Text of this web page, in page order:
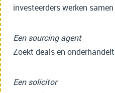
investeerders werken
Een sourcing agent
Zoekt deals en
Een solicitor